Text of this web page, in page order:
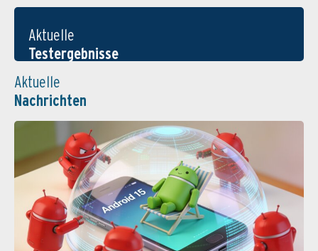
Aktuelle
Testergebnisse
Aktuelle
Nachrichten